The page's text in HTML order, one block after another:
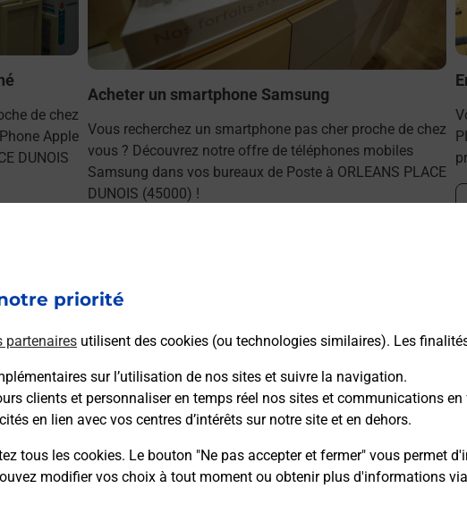
priorité
partenaires utilisent des cookies (ou technologies similaires). Les
sur l’utilisation de nos sites et suivre la navigation.
clients et personnaliser en temps réel nos sites et communications
en lien avec vos centres d’intérêts sur notre site et en dehors.
tous les cookies. Le bouton "Ne pas accepter et fermer" vous permet
modifier vos choix à tout moment ou obtenir plus d'informations via
de chez
Apple
DUNOIS
Acheter un smartphone Samsung
Vous recherchez un smartphone pas cher proche de chez
vous ? Découvrez notre offre de téléphones mobiles
Samsung dans vos bureaux de Poste à ORLEANS PLACE
DUNOIS (45000) !
passer le permis bateau ?